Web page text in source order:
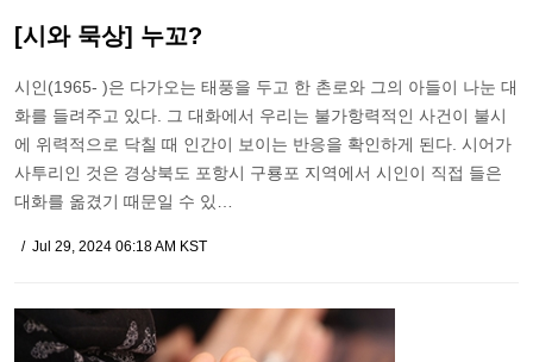
[시와 묵상] 누꼬?
시인(1965- )은 다가오는 태풍을 두고 한 촌로와 그의 아들이 나눈 대
화를 들려주고 있다. 그 대화에서 우리는 불가항력적인 사건이 불시
에 위력적으로 닥칠 때 인간이 보이는 반응을 확인하게 된다. 시어가
사투리인 것은 경상북도 포항시 구룡포 지역에서 시인이 직접 들은
대화를 옮겼기 때문일 수 있…
Jul 29, 2024 06:18 AM KST